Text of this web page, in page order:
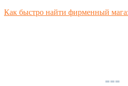
Как быстро найти фирменный